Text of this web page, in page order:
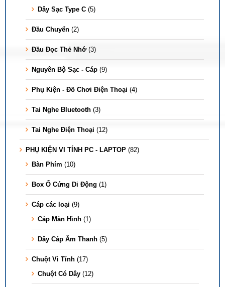
Dây Sạc Type C (5)
Đầu Chuyển (2)
Đầu Đọc Thẻ Nhớ (3)
Nguyên Bộ Sạc - Cáp (9)
Phụ Kiện - Đồ Chơi Điện Thoại (4)
Tai Nghe Bluetooth (3)
Tai Nghe Điện Thoại (12)
PHỤ KIỆN VI TÍNH PC - LAPTOP (82)
Bàn Phím (10)
Box Ổ Cứng Di Động (1)
Cáp các loại (9)
Cáp Màn Hình (1)
Dây Cáp Âm Thanh (5)
Chuột Vi Tính (17)
Chuột Có Dây (12)